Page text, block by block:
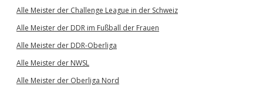
Alle Meister der Challenge League in der Schweiz
Alle Meister der DDR im Fußball der Frauen
Alle Meister der DDR-Oberliga
Alle Meister der NWSL
Alle Meister der Oberliga Nord